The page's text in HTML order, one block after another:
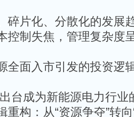
碎片化、分散化的发展
控制失焦，管理复杂度
全面入市引发的投资逻
出台成为新能源电力行
重构：从“资源争夺”转